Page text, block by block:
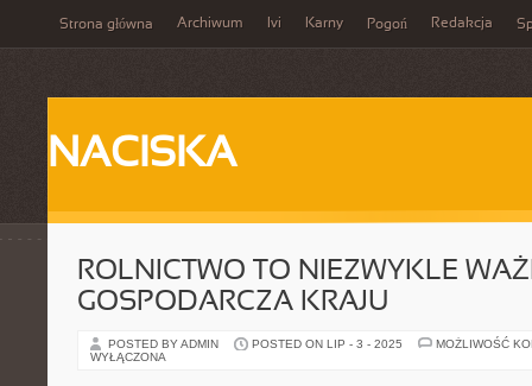
Strona główna Archiwum Ivi Karny Pogoń Redakcja
NACISKA
ROLNICTWO TO NIEZWYKLE
GOSPODARCZA KRAJU
POSTED BY ADMIN POSTED ON LIP - 3 - 2025
MOŻLIWOŚĆ
WYŁĄCZONA